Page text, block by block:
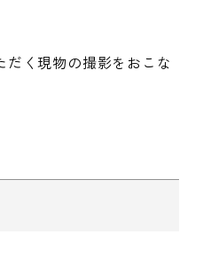
く現物の撮影をおこな